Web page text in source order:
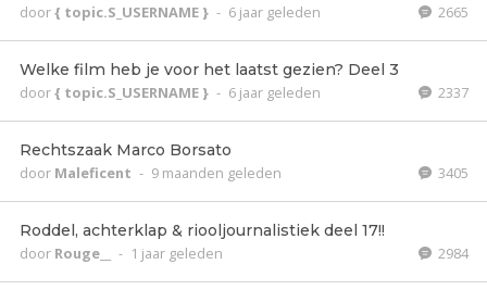
door{ topic.S_USERNAME } - 6 jaar geleden 2665
Welke film heb je voor het laatst gezien? Deel 3
door{ topic.S_USERNAME } - 6 jaar geleden 2337
Rechtszaak Marco Borsato
door Maleficent - 9 maanden geleden 3405
Roddel, achterklap & riooljournalistiek deel 17!!
door Rouge__ - 1 jaar geleden 2984